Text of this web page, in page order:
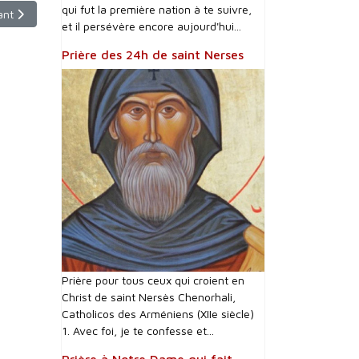
suivant : 11.05.23 : le pape Copte au Vatican (jour 2)
qui fut la première nation à te suivre,
et il persévère encore aujourd'hui...
Prière des 24h de saint Nerses
Prière pour tous ceux qui croient en
Christ de saint Nersès Chenorhali,
Catholicos des Arméniens (XIIe siècle)
1. Avec foi, je te confesse et...